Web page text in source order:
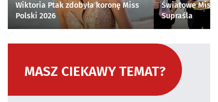
Wiktoria Ptak zdobyła koronę Miss
Polski 2026
Światowe
Supraśla
MASZ CIEKAWY TEMAT?